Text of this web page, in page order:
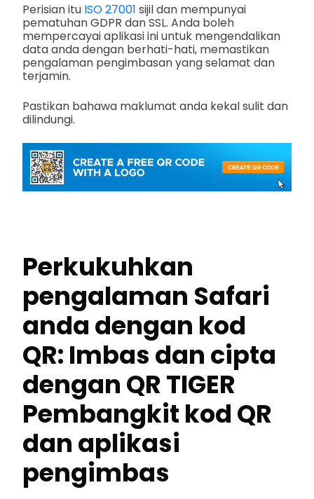
Perisian itu ISO 27001 sijil dan mempunyai
pematuhan GDPR dan SSL. Anda boleh
mempercayai aplikasi ini untuk mengendalikan
data anda dengan berhati-hati, memastikan
pengalaman pengimbasan yang selamat dan
terjamin.
Pastikan bahawa maklumat anda kekal sulit dan
dilindungi.
Perkukuhkan
pengalaman Safari
anda dengan kod
QR: Imbas dan cipta
dengan QR TIGER
Pembangkit kod QR
dan aplikasi
pengimbas